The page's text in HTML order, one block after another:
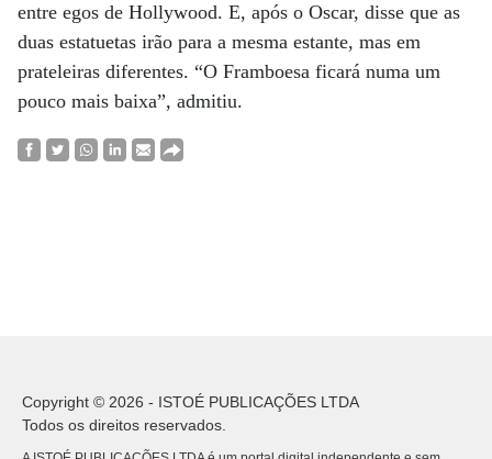
entre egos de Hollywood. E, após o Oscar, disse que as
duas estatuetas irão para a mesma estante, mas em
prateleiras diferentes. “O Framboesa ficará numa um
pouco mais baixa”, admitiu.
Copyright © 2026 - ISTOÉ PUBLICAÇÕES LTDA
Todos os direitos reservados.